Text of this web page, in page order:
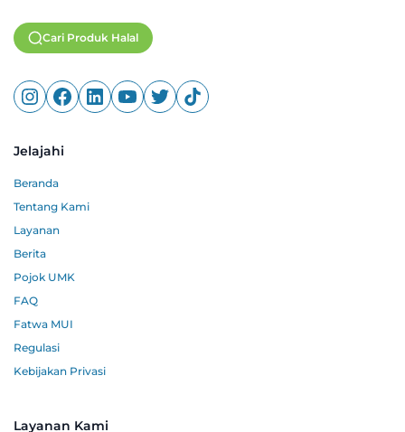
Cari Produk Halal
Jelajahi
Beranda
Tentang Kami
Layanan
Berita
Pojok UMK
FAQ
Fatwa MUI
Regulasi
Kebijakan Privasi
Layanan Kami